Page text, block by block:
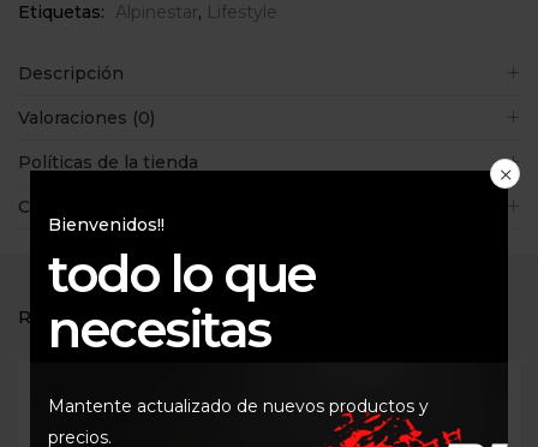
Etiquetas:
Alpinestar, Lifestyle
Descripción
Valoraciones (0)
Políticas de la tienda
Consultas
RELATED PRODUCTS
Bienvenidos!!
todo lo que
necesitas
Mantente actualizado de nuevos productos y
precios.